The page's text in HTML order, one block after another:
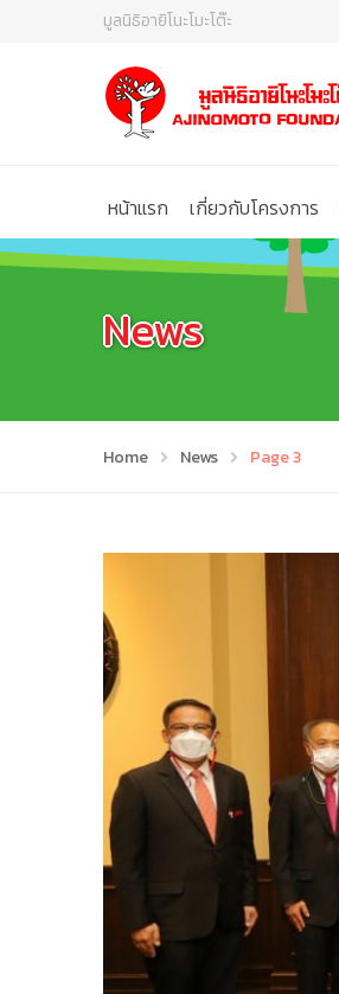
มูลนิธิอายิโนะโมะโต๊ะ
หน้าแรก เกี่ยวกับโครงการ
News
Home News Page 3